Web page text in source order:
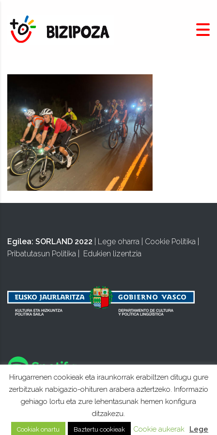
Egilea: SORLAND 2022 Lege oharra Cookie Politika
Pribatutasun Politika
Edukien lizentzia
Hirugarrenen cookieak eta iraunkorrak erabiltzen ditugu gure
zerbitzuak nabigazio-ohituren arabera aztertzeko. Informazio
gehiago lortu eta zure lehentasunak hemen konfigura
ditzakezu.
Cookiak onartu Baztertu cookieak Cookie aukerak Lege